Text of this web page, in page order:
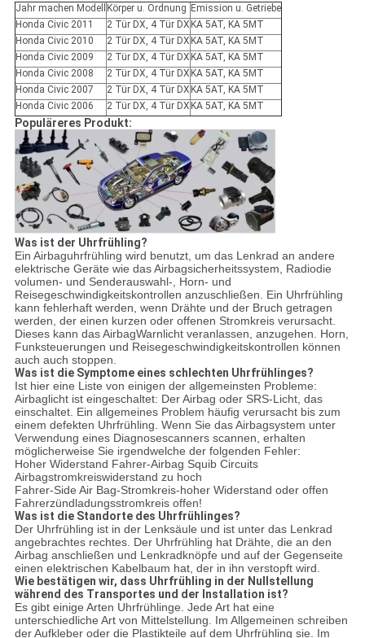
Jahr machen Modell Körper u. Ordnung Emission u. Getriebe
Honda Civic 2011
2 Tür DX, 4 Tür DX KA 5AT, KA 5MT
Honda Civic 2010
2 Tür DX, 4 Tür DX KA 5AT, KA 5MT
Honda Civic 2009
2 Tür DX, 4 Tür DX KA 5AT, KA 5MT
Honda Civic 2008
2 Tür DX, 4 Tür DX KA 5AT, KA 5MT
Honda Civic 2007
2 Tür DX, 4 Tür DX KA 5AT, KA 5MT
Honda Civic 2006
2 Tür DX, 4 Tür DX KA 5AT, KA 5MT
Populäreres Produkt:
Was ist der Uhrfrühling?
Ein Airbaguhrfrühling wird benutzt, um das Lenkrad an andere
elektrische Geräte wie das Airbagsicherheitssystem, Radiodie
volumen- und Senderauswahl-, Horn- und
Reisegeschwindigkeitskontrollen anzuschließen. Ein Uhrfrühling
kann fehlerhaft werden, wenn Drähte und der Bruch getragen
werden, der einen kurzen oder offenen Stromkreis verursacht.
Dieses kann das AirbagWarnlicht veranlassen, anzugehen. Horn,
Funksteuerungen und Reisegeschwindigkeitskontrollen können
auch auch stoppen.
Was ist die Symptome eines schlechten Uhrfrühlinges?
Ist hier eine Liste von einigen der allgemeinsten Probleme:
Airbaglicht ist eingeschaltet: Der Airbag oder SRS-Licht, das
einschaltet. Ein allgemeines Problem häufig verursacht bis zum
einem defekten Uhrfrühling. Wenn Sie das Airbagsystem unter
Verwendung eines Diagnosescanners scannen, erhalten
möglicherweise Sie irgendwelche der folgenden Fehler:
Hoher Widerstand Fahrer-Airbag Squib Circuits
Airbagstromkreiswiderstand zu hoch
Fahrer-Side Air Bag-Stromkreis-hoher Widerstand oder offen
Fahrerzündladungsstromkreis offen!
Was ist die Standorte des Uhrfrühlinges?
Der Uhrfrühling ist in der Lenksäule und ist unter das Lenkrad
angebrachtes rechtes. Der Uhrfrühling hat Drähte, die an den
Airbag anschließen und Lenkradknöpfe und auf der Gegenseite
einen elektrischen Kabelbaum hat, der in ihn verstopft wird.
Wie bestätigen wir, dass Uhrfrühling in der Nullstellung
während des Transportes und der Installation ist?
Es gibt einige Arten Uhrfrühlinge. Jede Art hat eine
unterschiedliche Art von Mittelstellung. Im Allgemeinen schreiben
der Aufkleber oder die Plastikteile auf dem Uhrfrühling sie. Im